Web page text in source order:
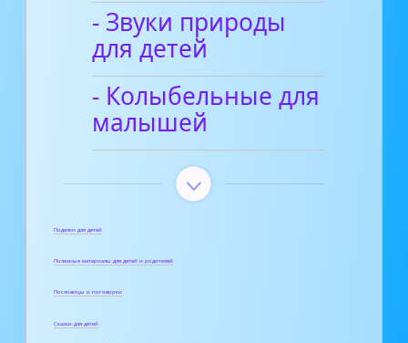
- Звуки природы
для детей
- Колыбельные для
малышей
Поделки для детей
Полезные материалы для детей и родителей
Пословицы и поговорки
Сказки для детей